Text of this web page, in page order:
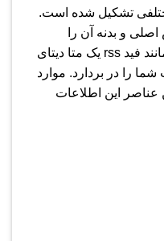
تشکیل شده است.
و بدنه آن را
تشکیل میدهد. فید پادکست نیز مانند فید rss یک متا دیتای
را در بردارد. موارد
عناصر این اطلاعات